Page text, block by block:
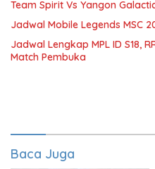
Team Spirit Vs Yangon
Jadwal Mobile Legends MSC
Jadwal Lengkap MPL ID S18,
Match Pembuka
Baca Juga